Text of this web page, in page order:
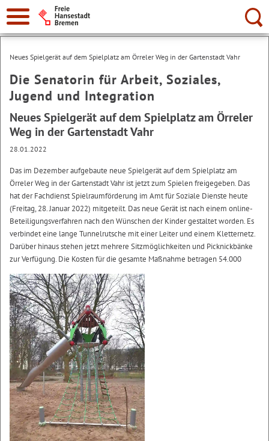
Suche:
Neues Spielgerät auf dem Spielplatz am Örreler Weg in der Gartenstadt Vahr
Die Senatorin für Arbeit, Soziales,
Jugend und Integration
Neues Spielgerät auf dem Spielplatz am Örreler
Weg in der Gartenstadt Vahr
28.01.2022
Das im Dezember aufgebaute neue Spielgerät auf dem Spielplatz am
Örreler Weg in der Gartenstadt Vahr ist jetzt zum Spielen freigegeben. Das
hat der Fachdienst Spielraumförderung im Amt für Soziale Dienste heute
(Freitag, 28. Januar 2022) mitgeteilt. Das neue Gerät ist nach einem online-
Beteiligungsverfahren nach den Wünschen der Kinder gestaltet worden. Es
verbindet eine lange Tunnelrutsche mit einer Leiter und einem Kletternetz.
Darüber hinaus stehen jetzt mehrere Sitzmöglichkeiten und Picknickbänke
zur Verfügung. Die Kosten für die gesamte Maßnahme betragen 54.000